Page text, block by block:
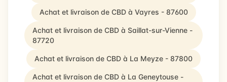
Achat et livraison de CBD à Vayres - 87600
Achat et livraison de CBD à Saillat-sur-Vienne -
87720
Achat et livraison de CBD à La Meyze - 87800
Achat et livraison de CBD à La Geneytouse -